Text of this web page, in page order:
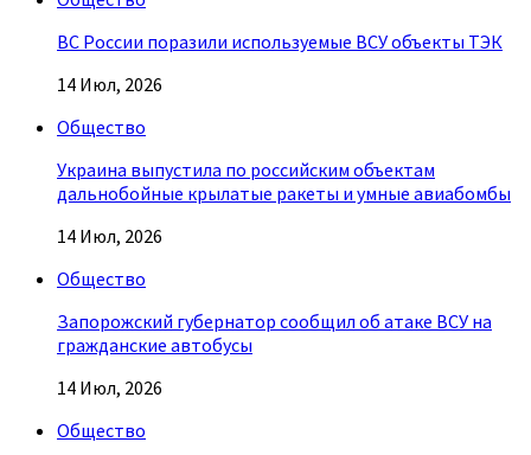
ВС России поразили используемые ВСУ объекты ТЭК
14 Июл, 2026
Общество
Украина выпустила по российским объектам
дальнобойные крылатые ракеты и умные авиабомбы
14 Июл, 2026
Общество
Запорожский губернатор сообщил об атаке ВСУ на
гражданские автобусы
14 Июл, 2026
Общество